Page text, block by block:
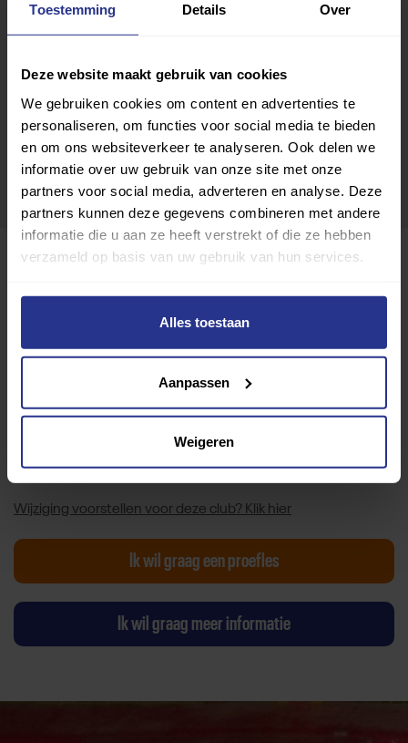
Toestemming Details Over
Deze website maakt gebruik van cookies
We gebruiken cookies om content en advertenties te
personaliseren, om functies voor social media te bieden
en om ons websiteverkeer te analyseren. Ook delen we
informatie over uw gebruik van onze site met onze
partners voor social media, adverteren en analyse. Deze
partners kunnen deze gegevens combineren met andere
informatie die u aan ze heeft verstrekt of die ze hebben
verzameld op basis van uw gebruik van hun services.
Alles toestaan
Aanpassen
Weigeren
Wijziging voorstellen voor deze club? Klik hier
Ik wil graag een proefles
Ik wil graag meer informatie